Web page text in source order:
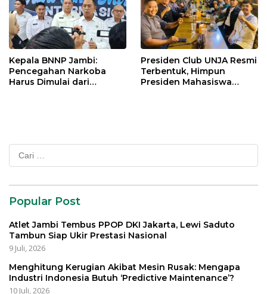
Kepala BNNP Jambi:
Pencegahan Narkoba
Harus Dimulai dari
Presiden Club UNJA Resmi
Terbentuk, Himpun
Presiden Mahasiswa
Cari
untuk:
Popular Post
Atlet Jambi Tembus PPOP DKI Jakarta, Lewi Saduto
Tambun Siap Ukir Prestasi Nasional
9 Juli, 2026
Menghitung Kerugian Akibat Mesin Rusak: Mengapa
Industri Indonesia Butuh ‘Predictive Maintenance’?
10 Juli, 2026